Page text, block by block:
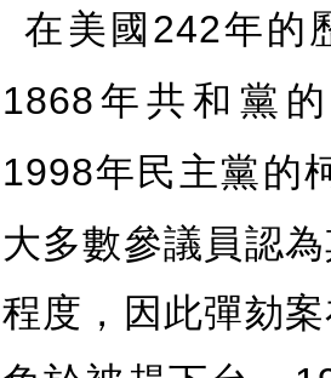
在美國242年的
1868年共和黨
1998年民主黨的
大多數參議員認
程度，因此彈劾